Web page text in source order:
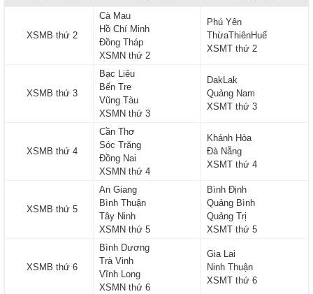
XSMB thứ 2
Cà Mau
Hồ Chí Minh
Đồng Tháp
XSMN thứ 2
Phú Yên
ThừaThiênHuế
XSMT thứ 2
XSMB thứ 3
Bạc Liêu
Bến Tre
Vũng Tàu
XSMN thứ 3
DakLak
Quảng Nam
XSMT thứ 3
XSMB thứ 4
Cần Thơ
Sóc Trăng
Đồng Nai
XSMN thứ 4
Khánh Hòa
Đà Nẵng
XSMT thứ 4
XSMB thứ 5
An Giang
Bình Thuận
Tây Ninh
XSMN thứ 5
Bình Định
Quảng Bình
Quảng Trị
XSMT thứ 5
XSMB thứ 6
Bình Dương
Trà Vinh
Vĩnh Long
XSMN thứ 6
Gia Lai
Ninh Thuận
XSMT thứ 6